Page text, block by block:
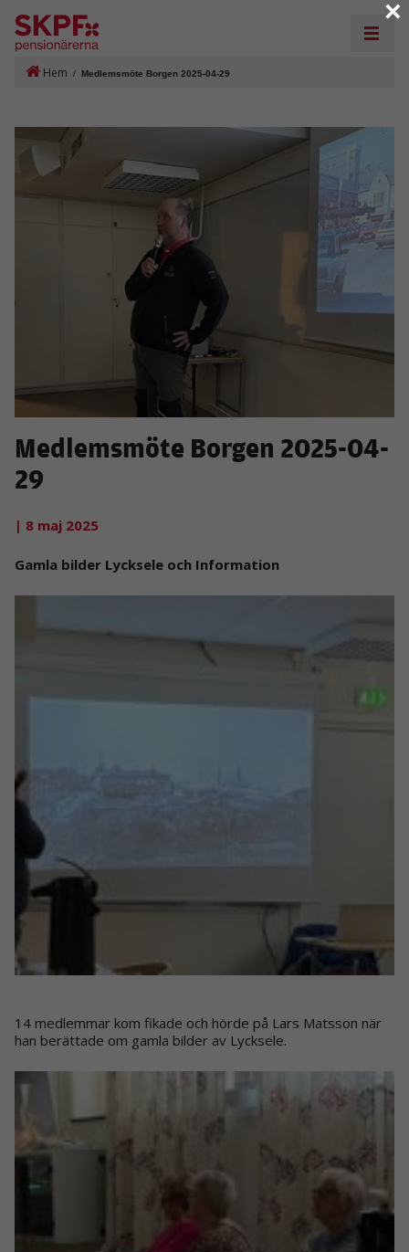
Hem / Medlemsmöte Borgen 2025-04-29
Medlemsmöte Borgen 2025-04-
29
| 8 maj 2025
Gamla bilder Lycksele och Information
14 medlemmar kom fikade och hörde på Lars Matsson när
han berättade om gamla bilder av Lycksele.
×